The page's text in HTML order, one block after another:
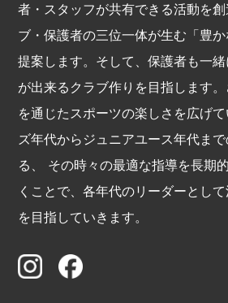
者・スタッフが共有できる活動を
ブ・保護者の三位一体が生む「豊
提案します。そして、保護者も一
が出来るクラブ作りを目指します
を通じたスポーツの楽しさを広げ
ズ年代からジュニアユース年代ま
る、 その時々の最適な指導を長期
くことで、各年代のリーダーとし
を目指していきます。